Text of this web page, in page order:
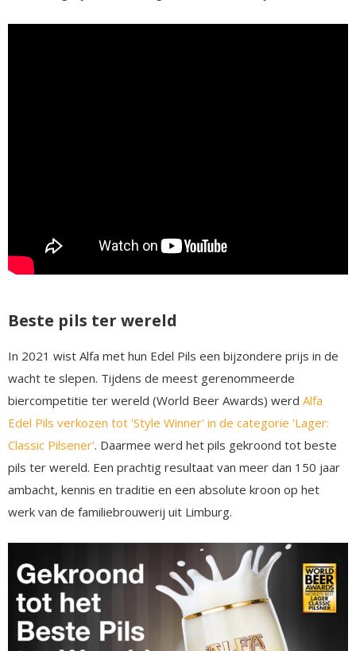
Beste pils ter wereld
In 2021 wist Alfa met hun Edel Pils een bijzondere prijs in de
wacht te slepen. Tijdens de meest gerenommeerde
biercompetitie ter wereld (World Beer Awards) werd Alfa
Edel Pils verkozen tot 'Style Winner' in de categorie 'Lager:
Classic Pilsener'. Daarmee werd het pils gekroond tot beste
pils ter wereld. Een prachtig resultaat van meer dan 150 jaar
ambacht, kennis en traditie en een absolute kroon op het
werk van de familiebrouwerij uit Limburg.